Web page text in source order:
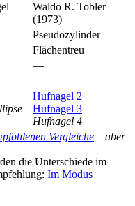
Waldo R. Tobler
(1973)
Pseudozylinder
Flächentreu
—
—
Hufnagel 2
Hufnagel 3
Hufnagel 4
Vergleiche – aber
die Unterschiede im
Im Modus